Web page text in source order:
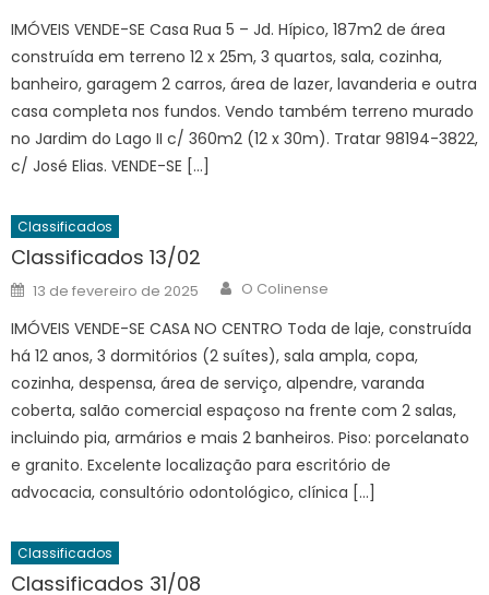
IMÓVEIS VENDE-SE Casa Rua 5 – Jd. Hípico, 187m2 de área
construída em terreno 12 x 25m, 3 quartos, sala, cozinha,
banheiro, garagem 2 carros, área de lazer, lavanderia e outra
casa completa nos fundos. Vendo também terreno murado
no Jardim do Lago II c/ 360m2 (12 x 30m). Tratar 98194-3822,
c/ José Elias. VENDE-SE […]
Classificados
Classificados 13/02
Posted
on
13 de fevereiro de 2025 Author
O Colinense
IMÓVEIS VENDE-SE CASA NO CENTRO Toda de laje, construída
há 12 anos, 3 dormitórios (2 suítes), sala ampla, copa,
cozinha, despensa, área de serviço, alpendre, varanda
coberta, salão comercial espaçoso na frente com 2 salas,
incluindo pia, armários e mais 2 banheiros. Piso: porcelanato
e granito. Excelente localização para escritório de
advocacia, consultório odontológico, clínica […]
Classificados
Classificados 31/08